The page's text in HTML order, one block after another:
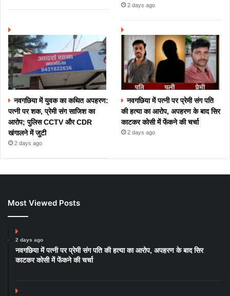
2 days ago
नवगछिया में युवक का कथित अपहरण:
पत्नी पर शक, प्रेमी संग साजिश का
आरोप; पुलिस CCTV और CDR
खंगालने में जुटी
2 days ago
नवगछिया में पत्नी पर प्रेमी संग पति
की हत्या का आरोप, अपहरण के बाद सिर
काटकर कोसी में फेंकने की चर्चा
2 days ago
Most Viewed Posts
2 days ago
नवगछिया में पत्नी पर प्रेमी संग पति की हत्या का आरोप, अपहरण के बाद सिर
काटकर कोसी में फेंकने की चर्चा